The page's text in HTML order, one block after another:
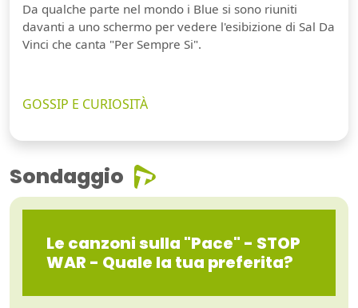
Da qualche parte nel mondo i Blue si sono riuniti
davanti a uno schermo per vedere l'esibizione di Sal Da
Vinci che canta "Per Sempre Si".
GOSSIP E CURIOSITÀ
Sondaggio
Le canzoni sulla "Pace" - STOP
WAR - Quale la tua preferita?